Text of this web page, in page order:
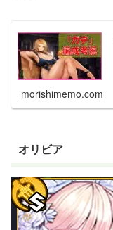
morishimemo.com
オリビア